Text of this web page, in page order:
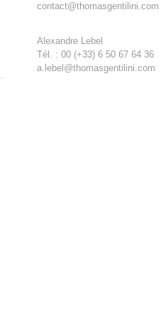
contact@thomasgentilini.com
Alexandre Lebel
Tél. : 00 (+33) 6 50 67 64 36
a.lebel@thomasgentilini.com